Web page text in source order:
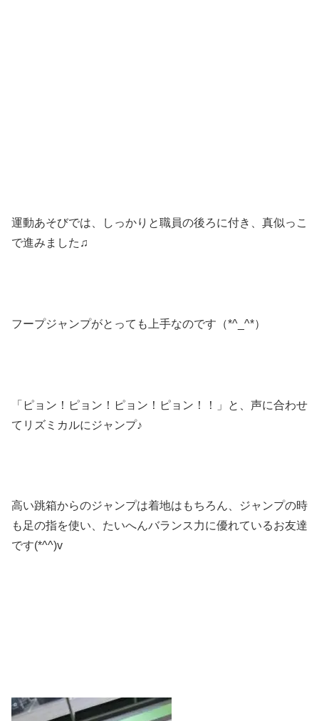
運動あそびでは、しっかりと職員の後ろに付き、真似っこ
で進みました♫
フープジャンプがとっても上手なのです（*^_^*）
「ピョン！ピョン！ピョン！ピョン！！」と、声に合わせ
てリズミカルにジャンプ♪
高い跳箱からのジャンプは着地はもちろん、ジャンプの時
も足の指を使い、たいへんバランス力に優れているお友達
です(*^^)v